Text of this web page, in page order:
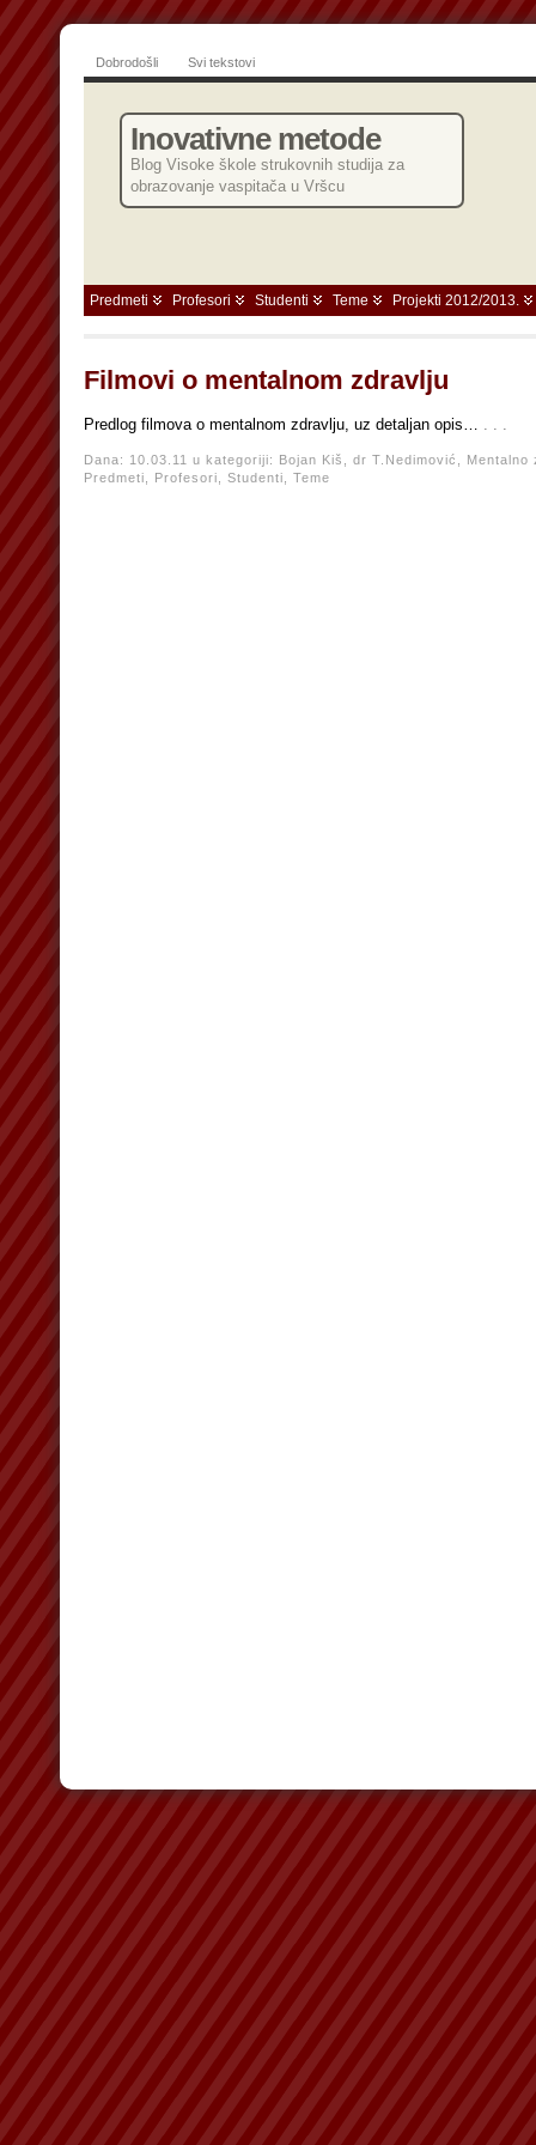
Dobrodošli Svi tekstovi
Inovativne metode
Blog Visoke škole strukovnih studija za
obrazovanje vaspitača u Vršcu
Predmeti Profesori Studenti Teme Projekti 2012/2013.
Filmovi o mentalnom zdravlju
Predlog filmova o mentalnom zdravlju, uz detaljan opis… . . .
Dana: 10.03.11 u kategoriji: Bojan Kiš, dr T.Nedimović,
Predmeti, Profesori, Studenti, Teme